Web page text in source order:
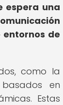
espera una
de
como la
en
Estas